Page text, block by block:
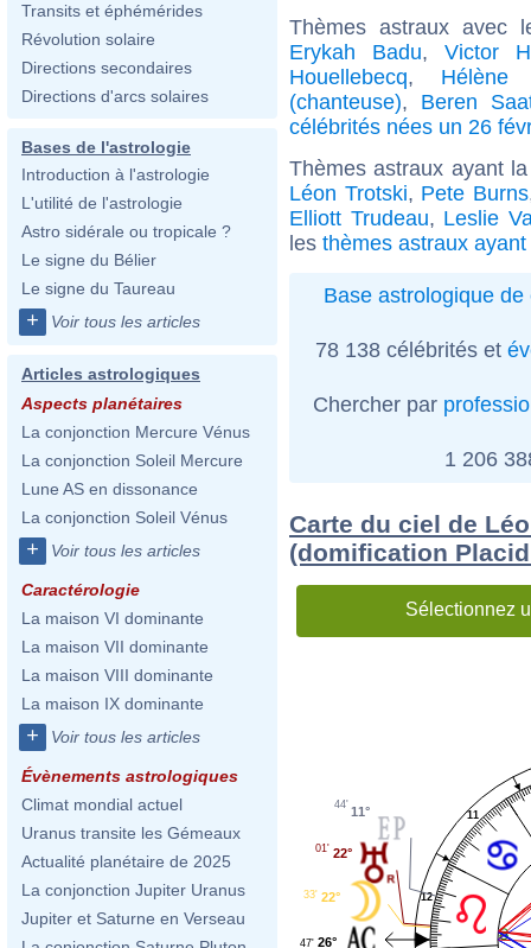
Transits et éphémérides
Révolution solaire
Directions secondaires
Directions d'arcs solaires
Bases de l'astrologie
Introduction à l'astrologie
L'utilité de l'astrologie
Astro sidérale ou tropicale ?
Le signe du Bélier
Le signe du Taureau
+ Voir tous les articles
Articles astrologiques
Aspects planétaires
La conjonction Mercure Vénus
La conjonction Soleil Mercure
Lune AS en dissonance
La conjonction Soleil Vénus
+ Voir tous les articles
Caractérologie
La maison VI dominante
La maison VII dominante
La maison VIII dominante
La maison IX dominante
+ Voir tous les articles
Évènements astrologiques
Climat mondial actuel
Uranus transite les Gémeaux
Actualité planétaire de 2025
La conjonction Jupiter Uranus
Jupiter et Saturne en Verseau
Thèmes astraux avec
Erykah Badu, Victor
Houellebecq, Hélène
(chanteuse), Beren
célébrités nées un 26
Thèmes astraux ayant
Léon Trotski, Pete Burns
Elliott Trudeau, Leslie
les thèmes astraux
Base astrologique de
78 138 célébrités et
Chercher par
1 206
Carte du ciel de
(domification
Sélectionnez
11
12
11°
44'
22°
01'
22°
33'
26°
47'